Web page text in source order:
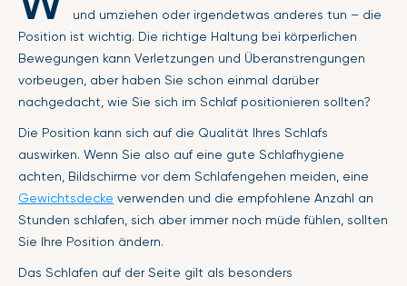
und umziehen oder irgendetwas anderes tun – die
Position ist wichtig. Die richtige Haltung bei körperlichen
Bewegungen kann Verletzungen und Überanstrengungen
vorbeugen, aber haben Sie schon einmal darüber
nachgedacht, wie Sie sich im Schlaf positionieren sollten?
Die Position kann sich auf die Qualität Ihres Schlafs
auswirken. Wenn Sie also auf eine gute Schlafhygiene
achten, Bildschirme vor dem Schlafengehen meiden, eine
Gewichtsdecke verwenden und die empfohlene Anzahl an
Stunden schlafen, sich aber immer noch müde fühlen, sollten
Sie Ihre Position ändern.
Das Schlafen auf der Seite gilt als besonders